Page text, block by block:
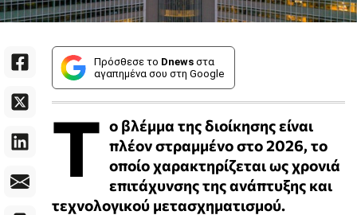
Πρόσθεσε το Dnews στα
αγαπημένα σου στη Google
Τ ο βλέμμα της διοίκησης είναι
πλέον στραμμένο στο 2026, το
οποίο χαρακτηρίζεται ως χρονιά
επιτάχυνσης της ανάπτυξης και
τεχνολογικού μετασχηματισμού.